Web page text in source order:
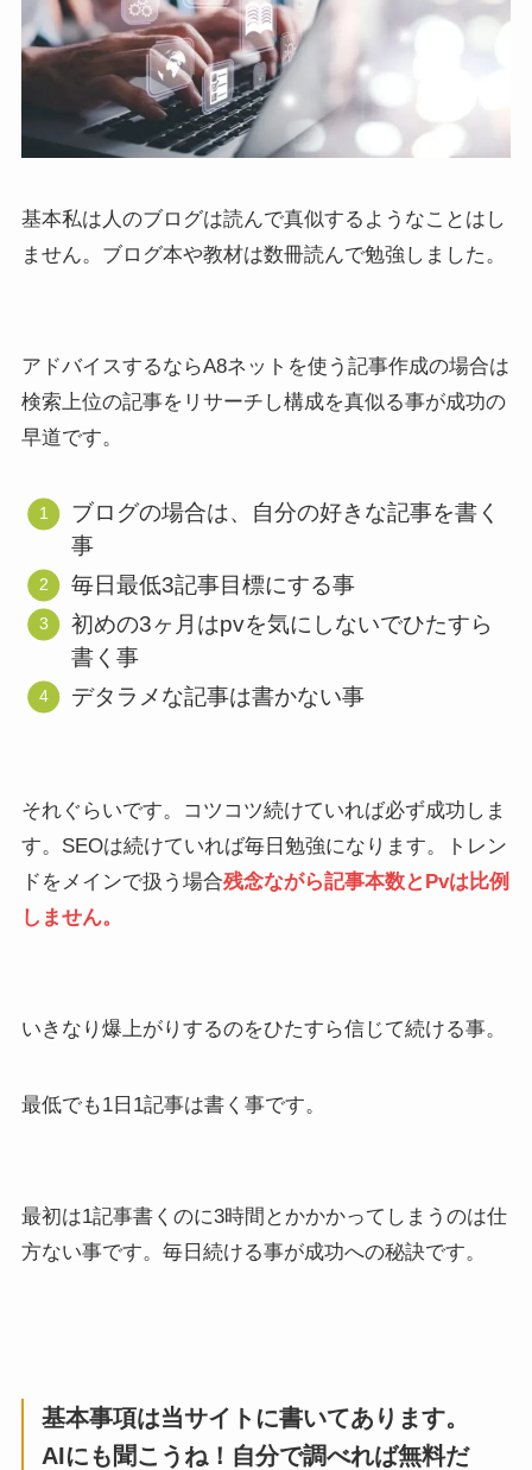
基本私は人のブログは読んで真似するようなことはし
ません。ブログ本や教材は数冊読んで勉強しました。
アドバイスするならA8ネットを使う記事作成の場合は
検索上位の記事をリサーチし構成を真似る事が成功の
早道です。
ブログの場合は、自分の好きな記事を書く
事
毎日最低3記事目標にする事
初めの3ヶ月はpvを気にしないでひたすら
書く事
デタラメな記事は書かない事
それぐらいです。コツコツ続けていれば必ず成功しま
す。SEOは続けていれば毎日勉強になります。トレン
ドをメインで扱う場合残念ながら記事本数とPvは比例
しません。
いきなり爆上がりするのをひたすら信じて続ける事。
最低でも1日1記事は書く事です。
最初は1記事書くのに3時間とかかかってしまうのは仕
方ない事です。毎日続ける事が成功への秘訣です。
基本事項は当サイトに書いてあります。
AIにも聞こうね！自分で調べれば無料だ